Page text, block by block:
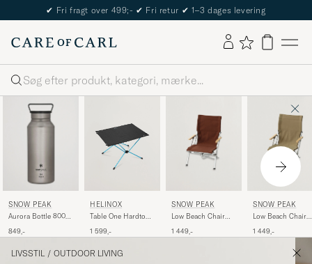
✔ Fri fragt over 499;- ✔ Fri retur ✔ 1–3 dages levering
Søg
SNOW PEAK
Aurora Bottle 800
849,-
HELINOX
Table One Hardtop
1 599,-
SNOW PEAK
Low Beach Chair
1 449,-
SNOW PEAK
Low Beach Chair
1 449,-
LIVSSTIL / OUTDOOR LIVING